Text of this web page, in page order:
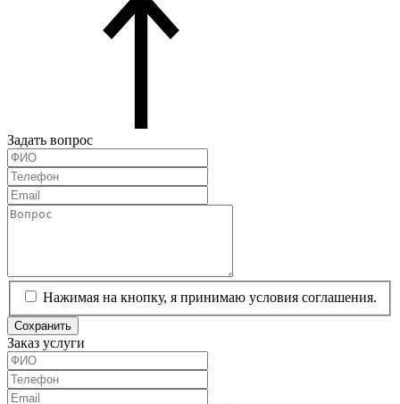
Задать вопрос
Нажимая на кнопку, я принимаю условия соглашения.
Сохранить
Заказ услуги